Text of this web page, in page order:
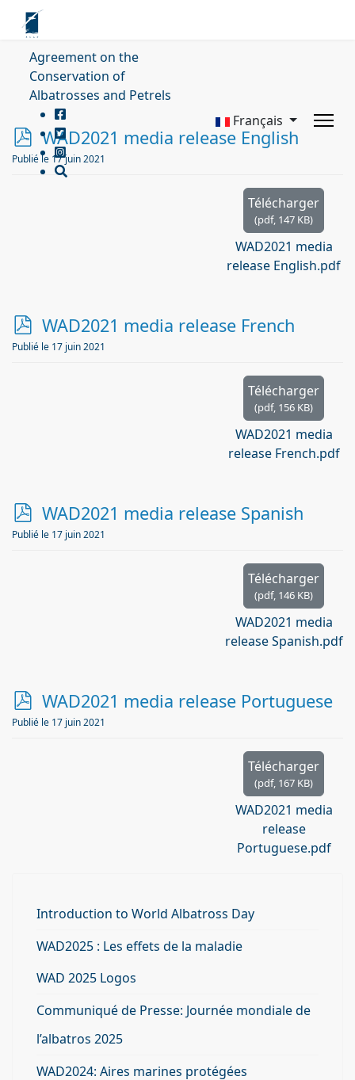
Agreement on the
Conservation of
Albatrosses and Petrels
Français
p
d
f
WAD2021 media release English
Publié le 17 juin 2021
Télécharger
(pdf, 147 KB)
WAD2021 media
release English.pdf
p
d
WAD2021 media release French
Publié le 17 juin 2021
Télécharger
(pdf, 156 KB)
WAD2021 media
release French.pdf
p
d
WAD2021 media release Spanish
Publié le 17 juin 2021
Télécharger
(pdf, 146 KB)
WAD2021 media
release Spanish.pdf
p
d
WAD2021 media release Portuguese
Publié le 17 juin 2021
Télécharger
(pdf, 167 KB)
WAD2021 media
release
Portuguese.pdf
Introduction to World Albatross Day
WAD2025 : Les effets de la maladie
WAD 2025 Logos
Communiqué de Presse: Journée mondiale de
l’albatros 2025
WAD2024: Aires marines protégées